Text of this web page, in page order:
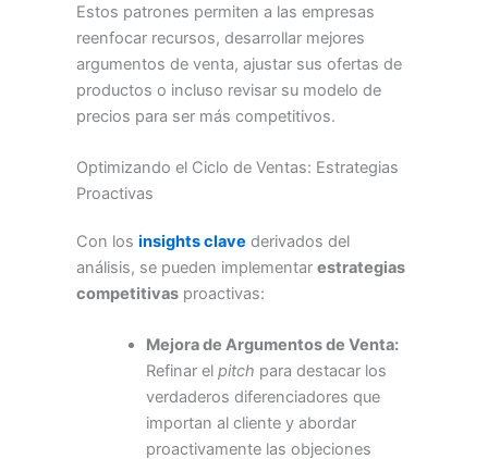
Estos patrones permiten a las empresas
reenfocar recursos, desarrollar mejores
argumentos de venta, ajustar sus ofertas de
productos o incluso revisar su modelo de
precios para ser más competitivos.
Optimizando el Ciclo de Ventas: Estrategias
Proactivas
Con los insights clave derivados del
análisis, se pueden implementar estrategias
competitivas proactivas:
Mejora de Argumentos de Venta:
Refinar el pitch para destacar los
verdaderos diferenciadores que
importan al cliente y abordar
proactivamente las objeciones